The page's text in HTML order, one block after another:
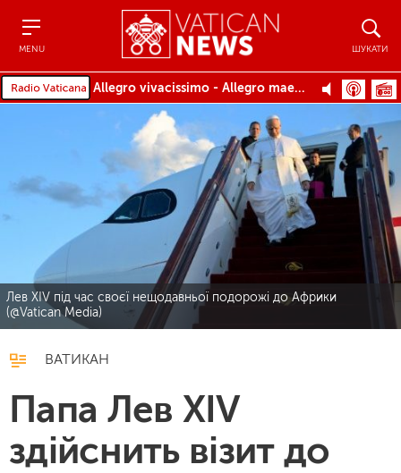
MENU ШУКАТИ
Allegro vivacissimo - Allegro maestoso assai
Лев XIV під час своєї нещодавньої подорожі до Африки
(@Vatican Media)
ВАТИКАН
Папа Лев XIV
здійснить візит до